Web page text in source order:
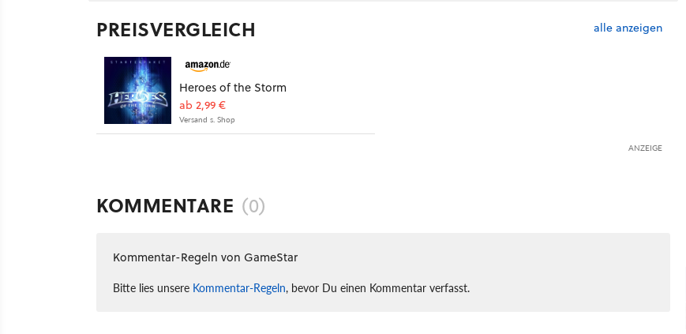
PREISVERGLEICH alle anzeigen
Heroes of the Storm
ab 2,99 €
Versand s. Shop
ANZEIGE
KOMMENTARE (0)
Kommentar-Regeln von GameStar
Bitte lies unsere Kommentar-Regeln, bevor Du einen Kommentar verfasst.